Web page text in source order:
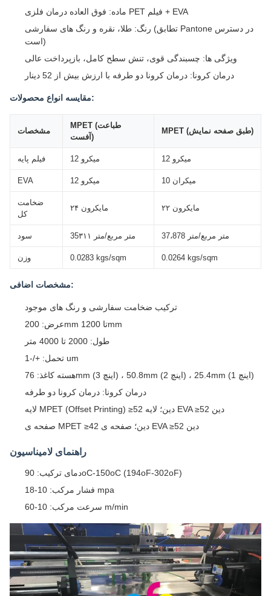
ماده: فوق العاده درمان فلزی PET فیلم + EVA
رنگ: طلا، نقره و رنگ های سفارشی (تطابق Pantone در دسترس
است)
ویژگی ها: چسبندگی قوی، تنش سطح کامل، بازپرداخت عالی
درمان کرونا: درمان کرونا دو طرفه با ارزش بیش از 52 دینار
مقایسه انواع محصولات:
مشخصات
MPET (طباعت
آفست)
MPET (طبق صفحه نمایش)
فیلم پایه 12 میکرو 12 میکرو
EVA 12 میکرو 10 میکران
ضخامت
کل
۲۴ مایکرون ۲۲ مایکرون
سود 35۳۱۱ متر مربع/متر 37،878 متر مربع/متر
وزن 0.0283 kgs/sqm 0.0264 kgs/sqm
مشخصات اضافی:
ترکیب ضخامت سفارشی و رنگ های موجود
عرض: 200mm تا 1200mm
طول: 2000 تا 4000 متر
تحمل: +/-1 um
هسته کاغذ: 76mm (3 اینچ) ، 50.8mm (2 اینچ) ، 25.4mm (1 اینچ)
درمان کرونا: درمان کرونا دو طرفه
لایه MPET (Offset Printing) ≥52 دین؛ لایه EVA ≥52 دین
صفحه ی MPET ≥42 دین؛ صفحه ی EVA ≥52 دین
راهنمای لامیناسیون
دمای ترکیب: 90oC-150oC (194oF-302oF)
فشار مرکب: 10-18 mpa
سرعت مرکب: 10-60 m/min